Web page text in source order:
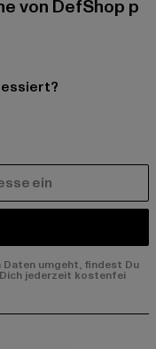
von DefShop p
umgeht, findest Du
jederzeit kostenfei